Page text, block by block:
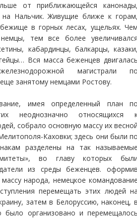
от приближающейся
на Нальчик. Живущие ближе к
в горных лесах, ущельях.
тем все более
кабардинцы, балкарцы,
Вся масса беженцев
магистрали
занятому немцами Ростову.
имея определенный план
неоднозначно относящихся
собрало основную массу их
Каховки; здесь они были
разделены на так
во главу которых
из среды беженцев.
народа, немецкое
перемещать этих людей
затем в Белоруссию, наконец,
было организовано и